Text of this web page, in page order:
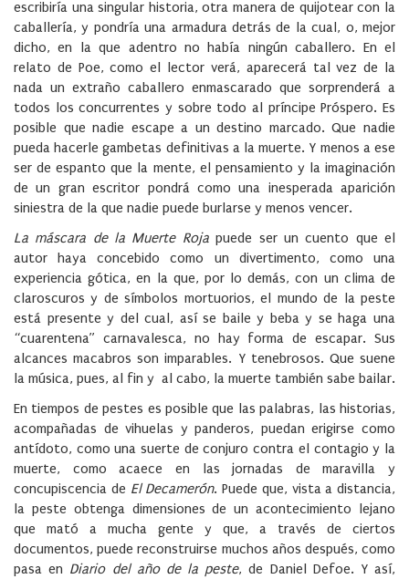
escribiría una singular historia, otra manera de quijotear con la
caballería, y pondría una armadura detrás de la cual, o, mejor
dicho, en la que adentro no había ningún caballero. En el
relato de Poe, como el lector verá, aparecerá tal vez de la
nada un extraño caballero enmascarado que sorprenderá a
todos los concurrentes y sobre todo al príncipe Próspero. Es
posible que nadie escape a un destino marcado. Que nadie
pueda hacerle gambetas definitivas a la muerte. Y menos a ese
ser de espanto que la mente, el pensamiento y la imaginación
de un gran escritor pondrá como una inesperada aparición
siniestra de la que nadie puede burlarse y menos vencer.
La máscara de la Muerte Rojapuede ser un cuento que el
autor haya concebido como un divertimento, como una
experiencia gótica, en la que, por lo demás, con un clima de
claroscuros y de símbolos mortuorios, el mundo de la peste
está presente y del cual, así se baile y beba y se haga una
“cuarentena” carnavalesca, no hay forma de escapar. Sus
alcances macabros son imparables. Y tenebrosos. Que suene
la música, pues, al fin y al cabo, la muerte también sabe bailar.
En tiempos de pestes es posible que las palabras, las historias,
acompañadas de vihuelas y panderos, puedan erigirse como
antídoto, como una suerte de conjuro contra el contagio y la
muerte, como acaece en las jornadas de maravilla y
concupiscencia de El Decamerón. Puede que, vista a distancia,
la peste obtenga dimensiones de un acontecimiento lejano
que mató a mucha gente y que, a través de ciertos
documentos, puede reconstruirse muchos años después, como
pasa en Diario del año de la peste, de Daniel Defoe. Y así,